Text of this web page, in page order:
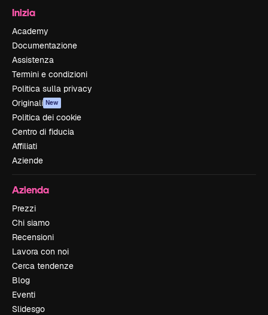
Inizia
Academy
Documentazione
Assistenza
Termini e condizioni
Politica sulla privacy
Originali New
Politica dei cookie
Centro di fiducia
Affiliati
Aziende
Azienda
Prezzi
Chi siamo
Recensioni
Lavora con noi
Cerca tendenze
Blog
Eventi
Slidesgo